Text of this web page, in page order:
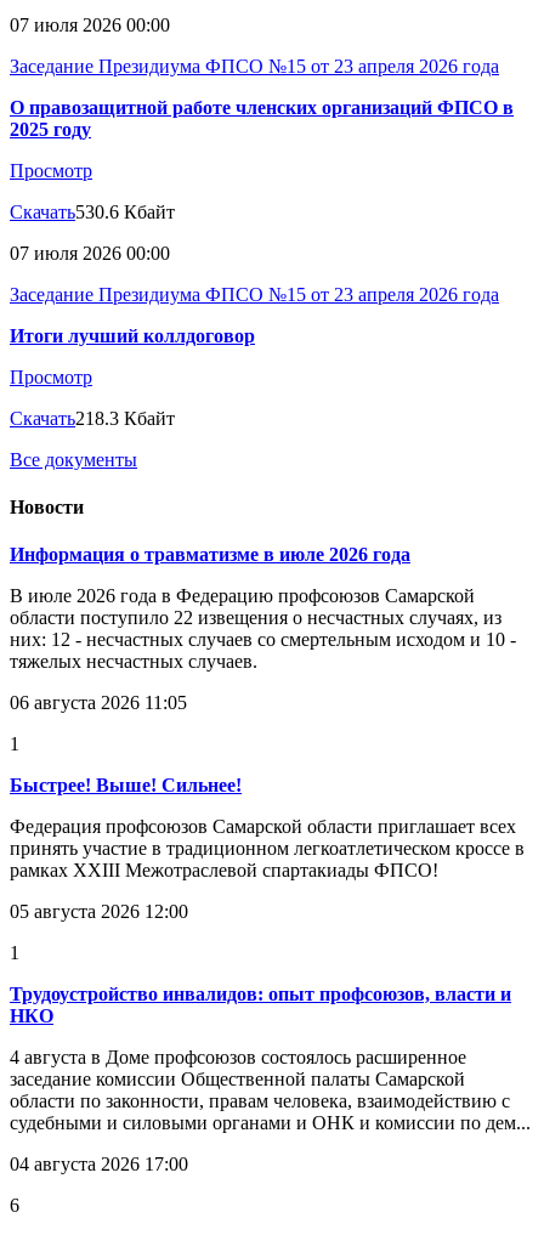
07 июля 2026 00:00
Заседание Президиума ФПСО №15 от 23 апреля 2026 года
О правозащитной работе членских организаций ФПСО в
2025 году
Просмотр
Скачать530.6 Кбайт
07 июля 2026 00:00
Заседание Президиума ФПСО №15 от 23 апреля 2026 года
Итоги лучший коллдоговор
Просмотр
Скачать218.3 Кбайт
Все документы
Новости
Информация о травматизме в июле 2026 года
В июле 2026 года в Федерацию профсоюзов Самарской
области поступило 22 извещения о несчастных случаях, из
них: 12 - несчастных случаев со смертельным исходом и 10 -
тяжелых несчастных случаев.
06 августа 2026 11:05
1
Быстрее! Выше! Сильнее!
Федерация профсоюзов Самарской области приглашает всех
принять участие в традиционном легкоатлетическом кроссе в
рамках XXIII Межотраслевой спартакиады ФПСО!
05 августа 2026 12:00
1
Трудоустройство инвалидов: опыт профсоюзов, власти и
НКО
4 августа в Доме профсоюзов состоялось расширенное
заседание комиссии Общественной палаты Самарской
области по законности, правам человека, взаимодействию с
судебными и силовыми органами и ОНК и комиссии по дем...
04 августа 2026 17:00
6